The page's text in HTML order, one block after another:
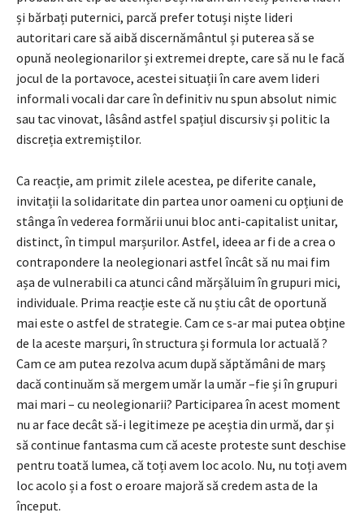
și bărbați puternici, parcă prefer totuși niște lideri
autoritari care să aibă discernământul și puterea să se
opună neolegionarilor și extremei drepte, care să nu le facă
jocul de la portavoce, acestei situații în care avem lideri
informali vocali dar care în definitiv nu spun absolut nimic
sau tac vinovat, lâsând astfel spațiul discursiv și politic la
discreția extremiștilor.
Ca reacție, am primit zilele acestea, pe diferite canale,
invitații la solidaritate din partea unor oameni cu opțiuni de
stânga în vederea formării unui bloc anti-capitalist unitar,
distinct, în timpul marșurilor. Astfel, ideea ar fi de a crea o
contrapondere la neolegionari astfel încât să nu mai fim
așa de vulnerabili ca atunci când mărșăluim în grupuri mici,
individuale. Prima reacție este că nu știu cât de oportună
mai este o astfel de strategie. Cam ce s-ar mai putea obține
de la aceste marșuri, în structura și formula lor actuală ?
Cam ce am putea rezolva acum după săptămâni de marș
dacă continuăm să mergem umăr la umăr –fie și în grupuri
mai mari – cu neolegionarii? Participarea în acest moment
nu ar face decât să-i legitimeze pe aceștia din urmă, dar și
să continue fantasma cum că aceste proteste sunt deschise
pentru toată lumea, că toți avem loc acolo. Nu, nu toți avem
loc acolo și a fost o eroare majoră să credem asta de la
început.